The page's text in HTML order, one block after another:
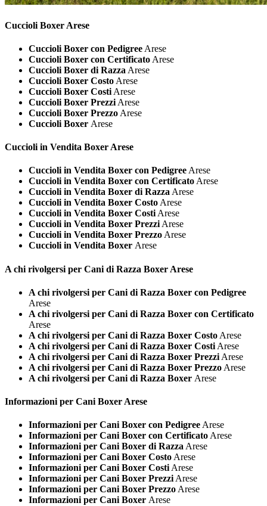
Cuccioli Boxer Arese
Cuccioli Boxer con Pedigree Arese
Cuccioli Boxer con Certificato Arese
Cuccioli Boxer di Razza Arese
Cuccioli Boxer Costo Arese
Cuccioli Boxer Costi Arese
Cuccioli Boxer Prezzi Arese
Cuccioli Boxer Prezzo Arese
Cuccioli Boxer Arese
Cuccioli in Vendita Boxer Arese
Cuccioli in Vendita Boxer con Pedigree Arese
Cuccioli in Vendita Boxer con Certificato Arese
Cuccioli in Vendita Boxer di Razza Arese
Cuccioli in Vendita Boxer Costo Arese
Cuccioli in Vendita Boxer Costi Arese
Cuccioli in Vendita Boxer Prezzi Arese
Cuccioli in Vendita Boxer Prezzo Arese
Cuccioli in Vendita Boxer Arese
A chi rivolgersi per Cani di Razza Boxer Arese
A chi rivolgersi per Cani di Razza Boxer con Pedigree
Arese
A chi rivolgersi per Cani di Razza Boxer con Certificato
Arese
A chi rivolgersi per Cani di Razza Boxer Costo Arese
A chi rivolgersi per Cani di Razza Boxer Costi Arese
A chi rivolgersi per Cani di Razza Boxer Prezzi Arese
A chi rivolgersi per Cani di Razza Boxer Prezzo Arese
A chi rivolgersi per Cani di Razza Boxer Arese
Informazioni per Cani Boxer Arese
Informazioni per Cani Boxer con PedigreeArese
Informazioni per Cani Boxer con CertificatoArese
Informazioni per Cani Boxer di RazzaArese
Informazioni per Cani Boxer CostoArese
Informazioni per Cani Boxer CostiArese
Informazioni per Cani Boxer PrezziArese
Informazioni per Cani Boxer PrezzoArese
Informazioni per Cani Boxer Arese